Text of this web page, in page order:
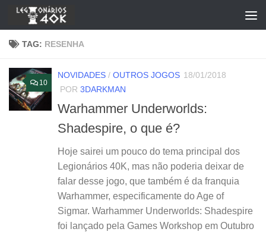
Skip to content
TAG: RESENHA
10
NOVIDADES / OUTROS JOGOS 18/01/2018
POR 3DARKMAN
Warhammer Underworlds:
Shadespire, o que é?
Hoje sairei um pouco do tema principal dos
Legionários 40K, mas não poderia deixar de
falar desse jogo, que também é da franquia
Warhammer, especificamente do Age of
Sigmar. Warhammer Underworlds: Shadespire
foi lançado pela Games Workshop em Outubro